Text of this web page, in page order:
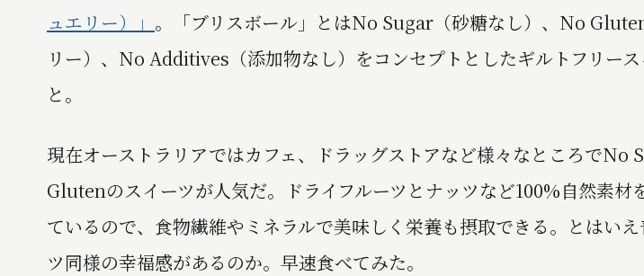
ュエリー）」 。「ブリスボール」とはNo Sugar（砂糖なし）、No
リー）、No Additives（添加物なし）をコンセプトとしたギルトフリース
と。
現在オーストラリアではカフェ、ドラッグストアなど様々なところでNo
Glutenのスイーツが人気だ。ドライフルーツとナッツなど100%自然素材
ているので、食物繊維やミネラルで美味しく栄養も摂取できる。とはい
ツ同様の幸福感があるのか。早速食べてみた。